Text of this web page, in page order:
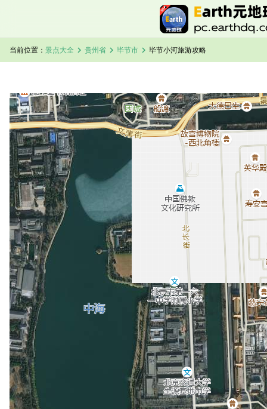
当前位置： 景点大全 chevron_right 贵州省 chevron_right 毕节市 chevron_right 毕节小河旅游攻略
毕节小河卫星地图加载中，请稍候...